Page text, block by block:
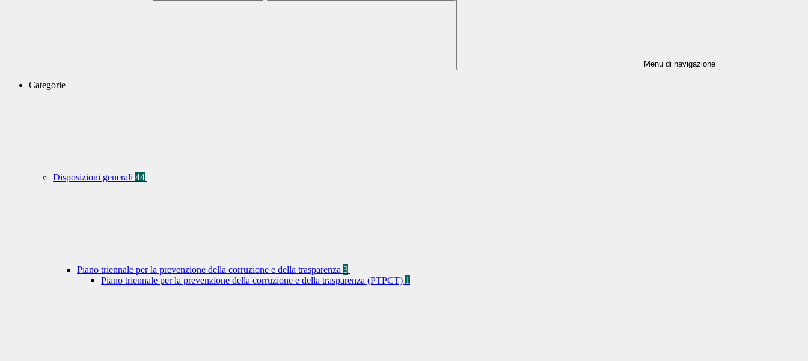
Menu di navigazione
Categorie
Disposizioni generali 44
Piano triennale per la prevenzione della corruzione e della trasparenza 3
Piano triennale per la prevenzione della corruzione e della trasparenza (PTPCT) 1